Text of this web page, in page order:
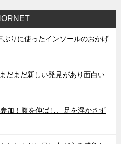
りに使ったインソールのおかげ
だまだ新しい発見があり面白い
加！腹を伸ばし、足を浮かさず